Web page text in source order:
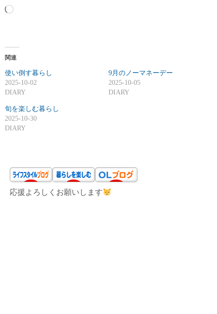
読
み
中
…
関連
使い倒す暮らし
2025-10-02
DIARY
9月のノーマネーデー
2025-10-05
DIARY
旬を楽しむ暮らし
2025-10-30
DIARY
応援よろしくお願いします